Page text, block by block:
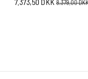
8.379,00